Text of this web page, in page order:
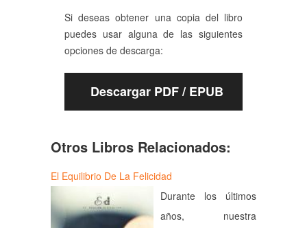
Si deseas obtener una copia del libro
puedes usar alguna de las siguientes
opciones de descarga:
Descargar PDF / EPUB
Otros Libros Relacionados:
El Equilibrio De La Felicidad
Durante los últimos
años, nuestra